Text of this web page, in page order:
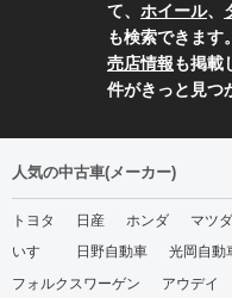
て、 ホイール、
も検索できます
売店情報も掲載
件がきっと見つ
人気の中古車(メーカー)
トヨタ 日産 ホンダ マツダ
いすゞ
日野自動車 光岡自動
フォルクスワーゲン
アウデイ